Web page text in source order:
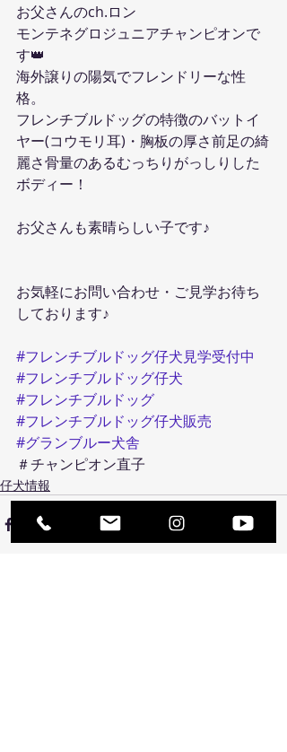
お父さんのch.ロン
モンテネグロジュニアチャンピオンで
す👑
海外譲りの陽気でフレンドリーな性
格。
フレンチブルドッグの特徴のバットイ
ヤー(コウモリ耳)・胸板の厚さ前足の綺
麗さ骨量のあるむっちりがっしりした
ボディー！
お父さんも素晴らしい子です♪
お気軽にお問い合わせ・ご見学お待ち
しております♪
#フレンチブルドッグ仔犬見学受付中
#フレンチブルドッグ仔犬
#フレンチブルドッグ
#フレンチブルドッグ仔犬販売
#グランブルー犬舎
＃チャンピオン直子
仔犬情報